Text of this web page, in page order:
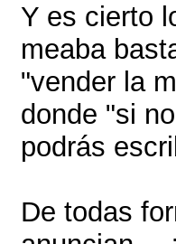
Y es cierto
meaba
"vender la
donde "si
podrás
De todas